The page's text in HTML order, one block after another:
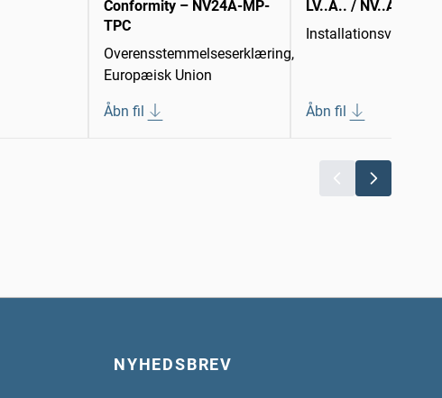
Conformity – NV24A-MP-
TPC
Overensstemmelseserklæring,
Europæisk Union
Åbn fil
LV..A.. / NV..A.. /
Åbn fil
NYHEDSBREV